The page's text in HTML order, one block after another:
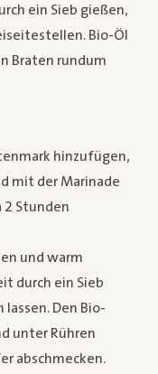
ein Sieb gießen,
Bio-Öl
Braten rundum
hinzufügen,
mit der Marinade
Stunden
und warm
durch ein Sieb
Den Bio-
unter Rühren
abschmecken.